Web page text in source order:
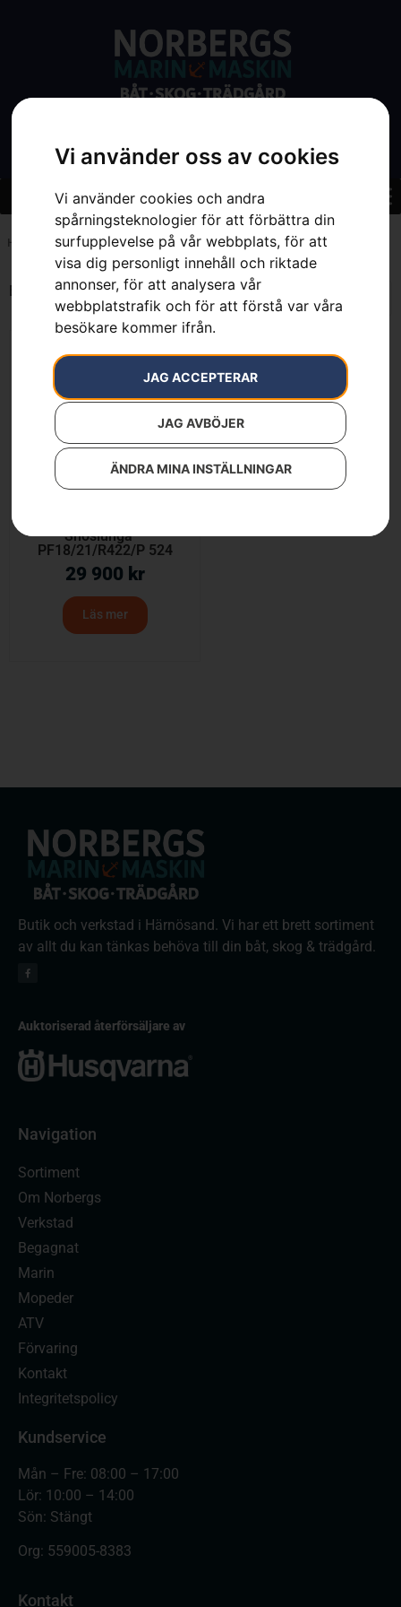
Vi använder oss av cookies
Vi använder cookies och andra
spårningsteknologier för att förbättra din
surfupplevelse på vår webbplats, för att
visa dig personligt innehåll och riktade
annonser, för att analysera vår
webbplatstrafik och för att förstå var våra
besökare kommer ifrån.
JAG ACCEPTERAR
JAG AVBÖJER
ÄNDRA MINA INSTÄLLNINGAR
Hem 7391883723623
Endast ett sökresultat
Snöslunga –
PF18/21/R422/P 524
29 900 kr
Läs mer
Butik och verkstad i Härnösand. Vi har ett brett sortiment
av allt du kan tänkas behöva till din båt, skog & trädgård.
Auktoriserad återförsäljare av
Navigation
Sortiment
Om Norbergs
Verkstad
Begagnat
Marin
Mopeder
ATV
Förvaring
Kontakt
Integritetspolicy
Kundservice
Mån – Fre: 08:00 – 17:00
Lör: 10:00 – 14:00
Sön: Stängt
Org: 559005-8383
Kontakt